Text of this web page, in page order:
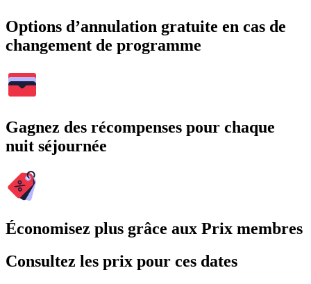
Options d’annulation gratuite en cas de
changement de programme
Gagnez des récompenses pour chaque
nuit séjournée
Économisez plus grâce aux Prix membres
Consultez les prix pour ces dates